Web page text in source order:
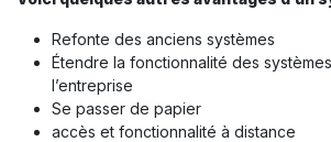
Refonte des anciens systèmes
Étendre la fonctionnalité des
l’entreprise
Se passer de papier
accès et fonctionnalité à distance